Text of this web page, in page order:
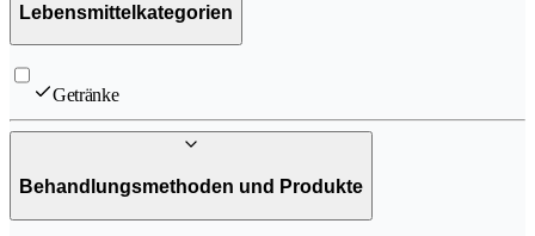
Lebensmittelkategorien
Getränke
Behandlungsmethoden und Produkte